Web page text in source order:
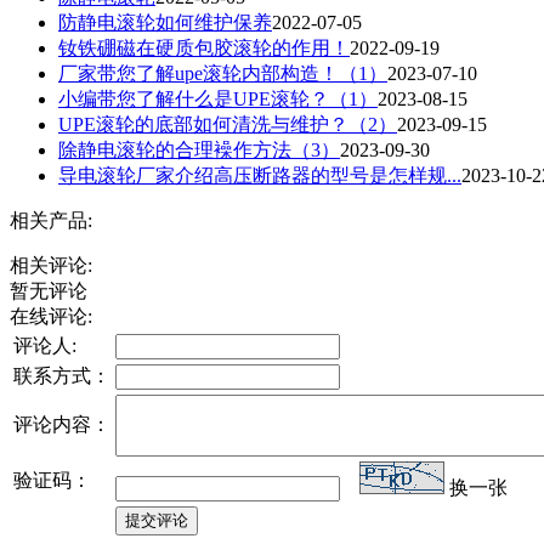
防静电滚轮如何维护保养2022-07-05
钕铁硼磁在硬质包胶滚轮的作用！ 2022-09-19
厂家带您了解upe滚轮内部构造！（1） 2023-07-10
小编带您了解什么是UPE滚轮？（1） 2023-08-15
UPE滚轮的底部如何清洗与维护？（2） 2023-09-15
除静电滚轮的合理襙作方法（3） 2023-09-30
导电滚轮厂家介绍高压断路器的型号是怎样规...2023-10-
相关产品:
相关评论:
暂无评论
在线评论:
评论人:
联系方式：
评论内容：
验证码： 换一张